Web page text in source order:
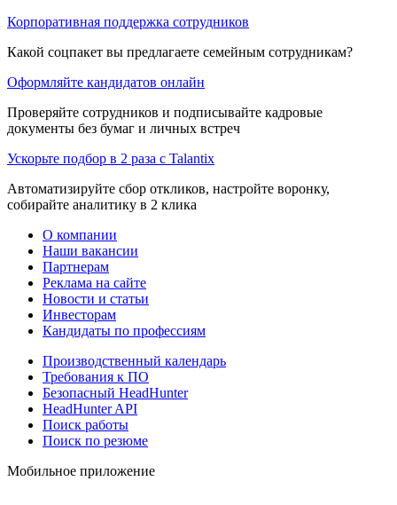
Корпоративная поддержка сотрудников
Какой соцпакет вы предлагаете семейным сотрудникам?
Оформляйте кандидатов онлайн
Проверяйте сотрудников и подписывайте кадровые
документы без бумаг и личных встреч
Ускорьте подбор в 2 раза с Talantix
Автоматизируйте сбор откликов, настройте воронку,
собирайте аналитику в 2 клика
О компании
Наши вакансии
Партнерам
Реклама на сайте
Новости и статьи
Инвесторам
Кандидаты по профессиям
Производственный календарь
Требования к ПО
Безопасный HeadHunter
HeadHunter API
Поиск работы
Поиск по резюме
Мобильное приложение